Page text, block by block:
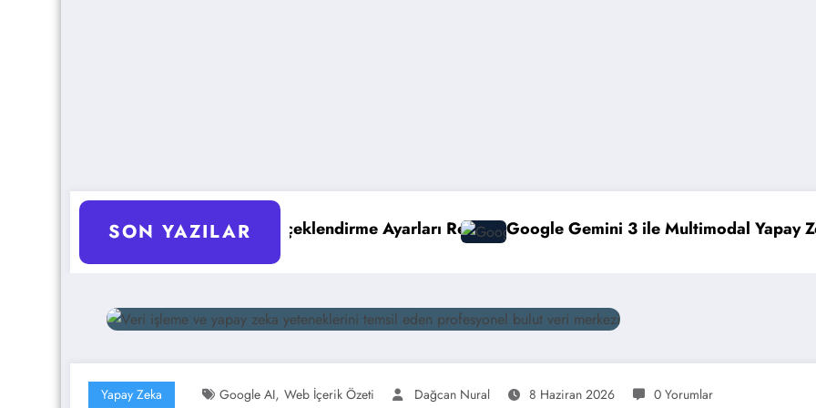
SON YAZILAR
Ölçeklendirme Ayarları Rehberi Google Gemini 3 ile Multimodal Yapay Zeka Veeam Backup &
Yapay Zeka Google AI, Web İçerik Özeti Dağcan Nural 8 Haziran 2026 0 Yorumlar